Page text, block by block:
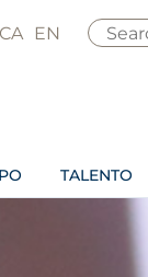
EN
Buscar
por:
TALENTO